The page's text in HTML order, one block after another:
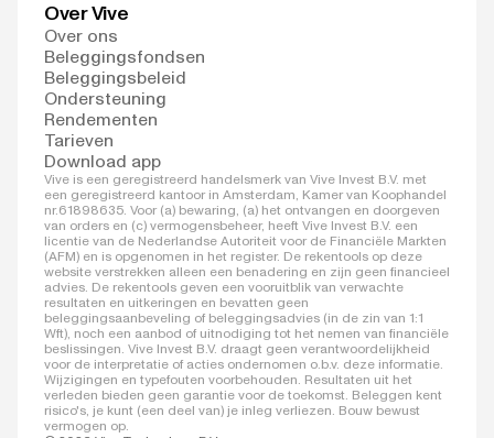
Over Vive
Over ons
Beleggingsfondsen
Beleggingsbeleid
Ondersteuning
Rendementen
Tarieven
Download app
Vive is een geregistreerd handelsmerk van Vive Invest B.V. met
een geregistreerd kantoor in Amsterdam, Kamer van Koophandel
nr.61898635. Voor (a) bewaring, (a) het ontvangen en doorgeven
van orders en (c) vermogensbeheer, heeft Vive Invest B.V. een
licentie van de Nederlandse Autoriteit voor de Financiële Markten
(AFM) en is opgenomen in het register. De rekentools op deze
website verstrekken alleen een benadering en zijn geen financieel
advies. De rekentools geven een vooruitblik van verwachte
resultaten en uitkeringen en bevatten geen
beleggingsaanbeveling of beleggingsadvies (in de zin van 1:1
Wft), noch een aanbod of uitnodiging tot het nemen van financiële
beslissingen. Vive Invest B.V. draagt geen verantwoordelijkheid
voor de interpretatie of acties ondernomen o.b.v. deze informatie.
Wijzigingen en typefouten voorbehouden. Resultaten uit het
verleden bieden geen garantie voor de toekomst. Beleggen kent
risico's, je kunt (een deel van) je inleg verliezen. Bouw bewust
vermogen op.